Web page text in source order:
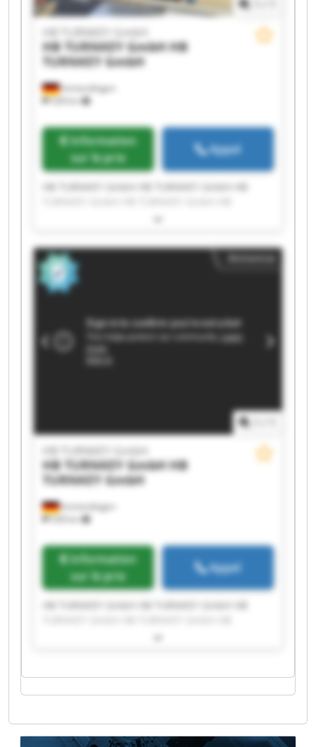
Immendingen
528 km
HB TURNKEY GmbH
HB TURNKEY GmbHHB
TURNKEY GmbH
Information
sur le prix
Appel
TURNKEY GmbH HB TURNKEY GmbH HB
TURNKEY GmbH HB TURNKEY GmbH HB
TURNKEY GmbH HB TURNKEY GmbH HB
TURNKEY GmbH HB TURNKEY GmbH HB
TURNKEY GmbH HB TURNKEY GmbH HB
TURNKEY GmbH HB TURNKEY GmbH
Immendingen
528 km
HB TURNKEY GmbH
HB TURNKEY GmbHHB
TURNKEY GmbH
Information
sur le prix
Appel
TURNKEY GmbH HB TURNKEY GmbH HB
TURNKEY GmbH HB TURNKEY GmbH HB
TURNKEY GmbH HB TURNKEY GmbH HB
TURNKEY GmbH HB TURNKEY GmbH HB
TURNKEY GmbH HB TURNKEY GmbH